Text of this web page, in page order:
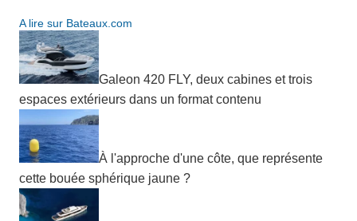
A lire sur Bateaux.com
Galeon 420 FLY, deux cabines et trois
espaces extérieurs dans un format contenu
À l'approche d'une côte, que représente
cette bouée sphérique jaune ?